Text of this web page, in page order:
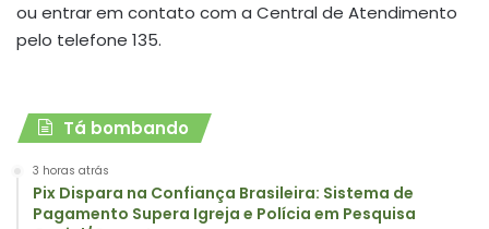
ou entrar em contato com a Central de Atendimento
pelo telefone 135.
Tá bombando
3 horas atrás
Pix Dispara na Confiança Brasileira: Sistema de
Pagamento Supera Igreja e Polícia em Pesquisa